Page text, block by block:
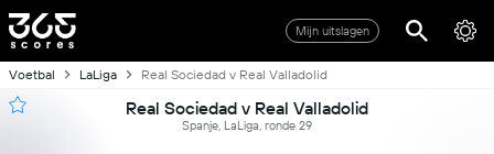
Mijn uitslagen
Voetbal LaLiga Real Sociedad v Real Valladolid
Real Sociedad v Real Valladolid
Spanje, LaLiga, ronde 29